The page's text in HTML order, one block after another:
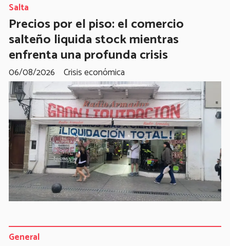
Precios por el piso: el comercio
salteño liquida stock mientras
enfrenta una profunda crisis
Crisis económica
Salta
06/08/2026
General